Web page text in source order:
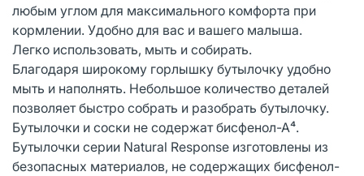
любым углом для максимального комфорта при
кормлении. Удобно для вас и вашего малыша.
Легко использовать, мыть и собирать.
Благодаря широкому горлышку бутылочку удобно
мыть и наполнять. Небольшое количество деталей
позволяет быстро собрать и разобрать бутылочку.
Бутылочки и соски не содержат бисфенол-А⁴.
Бутылочки серии Natural Response изготовлены из
безопасных материалов, не содержащих бисфенол-